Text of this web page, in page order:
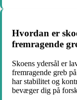
Hvordan er
fremragende
Skoens ydersål er
fremragende greb
har stabilitet og
bevæger dig på